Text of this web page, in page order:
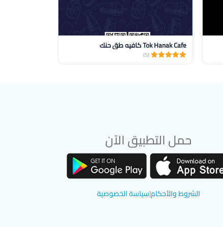
Tok Hanak Cafe كافيه طق حنك
(5)
حمل التطبيق الآن
الشروط والأحكام|سياسة الخصوصية